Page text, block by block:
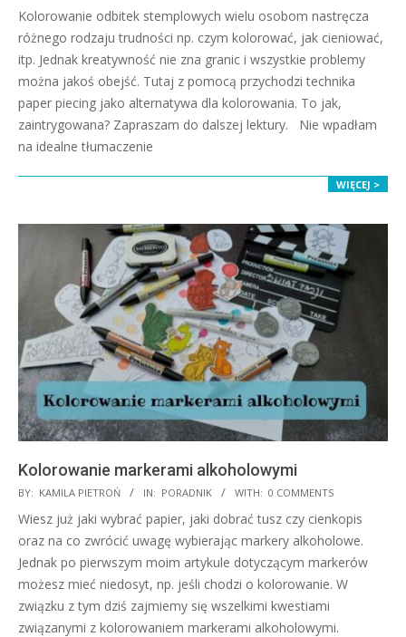
10-
08
Kolorowanie odbitek stemplowych wielu osobom nastręcza
różnego rodzaju trudności np. czym kolorować, jak cieniować,
itp. Jednak kreatywność nie zna granic i wszystkie problemy
można jakoś obejść. Tutaj z pomocą przychodzi technika
paper piecing jako alternatywa dla kolorowania. To jak,
zaintrygowana? Zapraszam do dalszej lektury. Nie wpadłam
na idealne tłumaczenie
WIĘCEJ >
Kolorowanie markerami alkoholowymi
2021-
09-
BY: KAMILA PIETROŃ IN: PORADNIK WITH: 0 COMMENTS
Wiesz już jaki wybrać papier, jaki dobrać tusz czy cienkopis
oraz na co zwrócić uwagę wybierając markery alkoholowe.
Jednak po pierwszym moim artykule dotyczącym markerów
możesz mieć niedosyt, np. jeśli chodzi o kolorowanie. W
związku z tym dziś zajmiemy się wszelkimi kwestiami
związanymi z kolorowaniem markerami alkoholowymi.